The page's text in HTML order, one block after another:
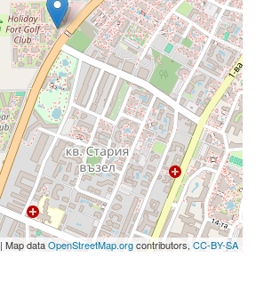
| Map dataOpenStreetMap.orgcontributors, CC-BY-SA